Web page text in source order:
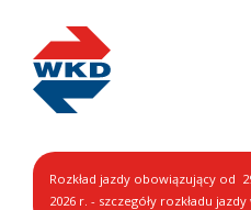
Rozkład jazdy obowiązujący od
2026 r. - szczegóły rozkładu jazdy